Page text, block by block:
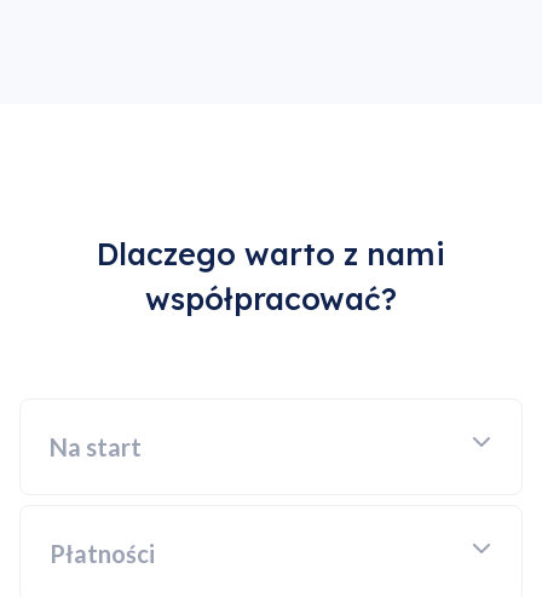
Dlaczego warto z nami
współpracować?
Na start
Płatności